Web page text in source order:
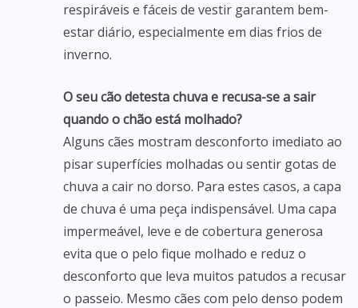
respiráveis e fáceis de vestir garantem bem-
estar diário, especialmente em dias frios de
inverno.
O seu cão detesta chuva e recusa-se a sair
quando o chão está molhado?
Alguns cães mostram desconforto imediato ao
pisar superfícies molhadas ou sentir gotas de
chuva a cair no dorso. Para estes casos, a capa
de chuva é uma peça indispensável. Uma capa
impermeável, leve e de cobertura generosa
evita que o pelo fique molhado e reduz o
desconforto que leva muitos patudos a recusar
o passeio. Mesmo cães com pelo denso podem